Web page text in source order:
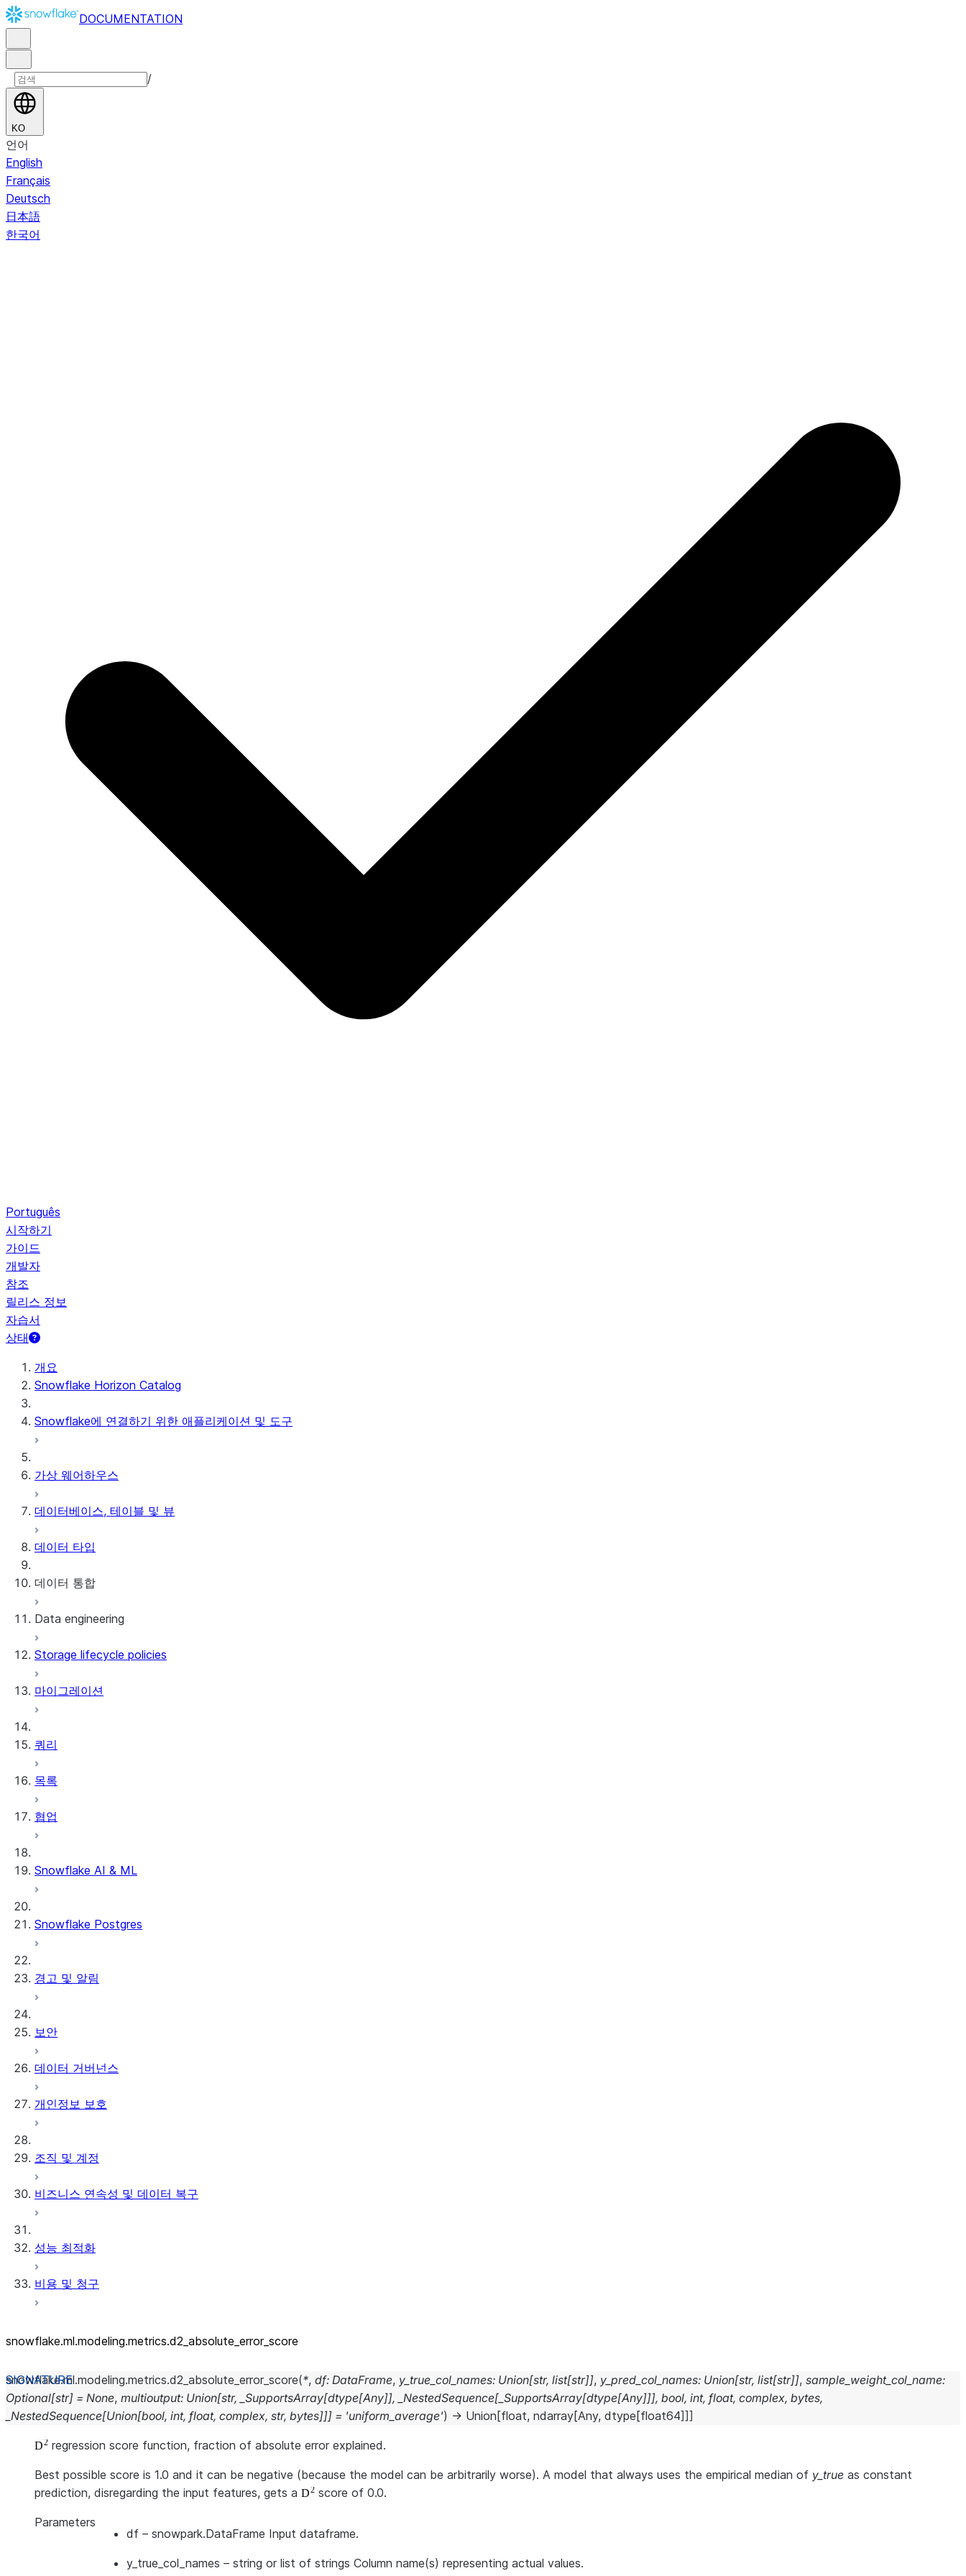
DOCUMENTATION
/
KO
언어
English
Français
Deutsch
日本語
한국어
Português
시작하기
가이드
개발자
참조
릴리스 정보
자습서
상태
개요
Snowflake Horizon Catalog
Snowflake에 연결하기 위한 애플리케이션 및 도구
가상 웨어하우스
데이터베이스, 테이블 및 뷰
데이터 타입
데이터 통합
Snowflake Openflow
Apache Iceberg™
Apache Iceberg™ 테이블
Data engineering
데이터 로딩
동적 테이블
Storage lifecycle policies
마이그레이션
쿼리
목록
협업
Snowflake AI & ML
Snowflake Postgres
경고 및 알림
보안
데이터 거버넌스
개인정보 보호
조직 및 계정
비즈니스 연속성 및 데이터 복구
성능 최적화
비용 및 청구
snowflake.ml.modeling.metrics.d2_ absolute_ error_ score
snowflake.ml.modeling.metrics.d2_absolute_error_score(*, df: DataFrame, y_true_col_names: Union[str, list[str]], y_pred_col_names: Union[str, list[str]], sample_weight_col_name:
Optional[str] = None, multioutput: Union[str, _SupportsArray[dtype[Any]], _NestedSequence[ _SupportsArray[dtype[Any]]], bool, int, float, complex, bytes,
_NestedSequence[Union[bool, int, float, complex, str, bytes]]] = 'uniform_average') → Union [float, ndarray[Any, dtype [float64]]]
regression score function, fraction of absolute error explained.
Best possible score is 1.0 and it can be negative (because the model can be arbitrarily worse). A model that always uses the empirical median of y_true as constant
prediction, disregarding the input features, gets a
score of 0.0.
Parameters
df – snowpark.DataFrame Input dataframe.
y_true_col_names – string or list of strings Column name(s) representing actual values.